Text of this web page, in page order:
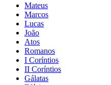
Mateus
Marcos
Lucas
João
Atos
Romanos
I Coríntios
II Coríntios
Gálatas